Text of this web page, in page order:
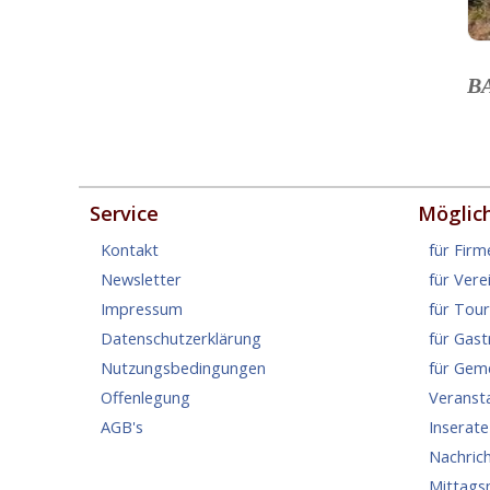
Service
Kontakt
Newsletter
Impressum
Datenschutzerklärung
Nutzungsbedingungen
Offenlegung
AGB's
für
für
für
für
für
Inserate